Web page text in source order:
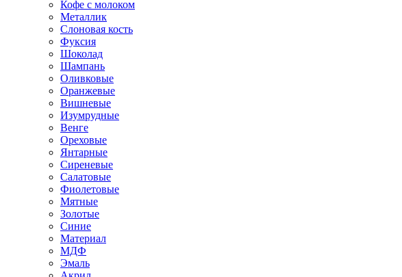
Кофе с молоком
Металлик
Слоновая кость
Фуксия
Шоколад
Шампань
Оливковые
Оранжевые
Вишневые
Изумрудные
Венге
Ореховые
Янтарные
Сиреневые
Салатовые
Фиолетовые
Мятные
Золотые
Синие
Материал
МДФ
Эмаль